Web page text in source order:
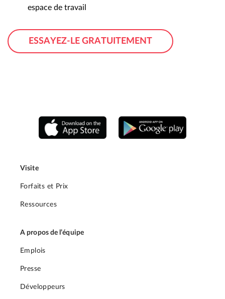
espace de travail
ESSAYEZ-LE GRATUITEMENT
Visite
Forfaits et Prix
Ressources
A propos de l’équipe
Emplois
Presse
Développeurs